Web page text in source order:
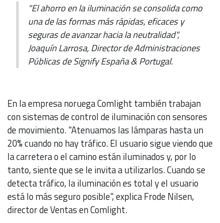
"El ahorro en la iluminación se consolida como
una de las formas más rápidas, eficaces y
seguras de avanzar hacia la neutralidad",
Joaquín Larrosa, Director de Administraciones
Públicas de Signify España & Portugal.
En la empresa noruega Comlight también trabajan
con sistemas de control de iluminación con sensores
de movimiento. "Atenuamos las lámparas hasta un
20% cuando no hay tráfico. El usuario sigue viendo que
la carretera o el camino están iluminados y, por lo
tanto, siente que se le invita a utilizarlos. Cuando se
detecta tráfico, la iluminación es total y el usuario
está lo más seguro posible", explica Frode Nilsen,
director de Ventas en Comlight.